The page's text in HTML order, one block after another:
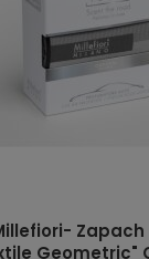
Geometric"